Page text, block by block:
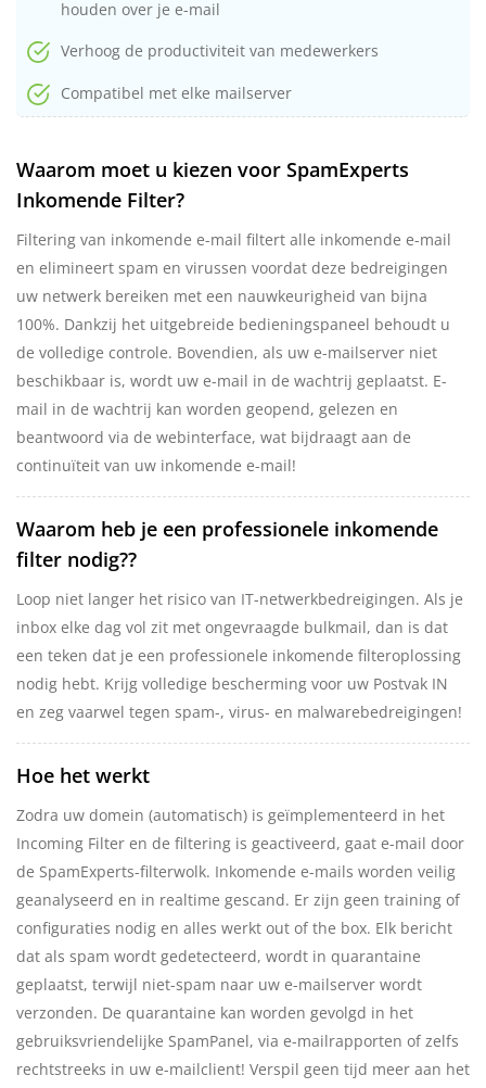
houden over je e-mail
Verhoog de productiviteit van medewerkers
Compatibel met elke mailserver
Waarom moet u kiezen voor SpamExperts
Inkomende Filter?
Filtering van inkomende e-mail filtert alle inkomende e-mail
en elimineert spam en virussen voordat deze bedreigingen
uw netwerk bereiken met een nauwkeurigheid van bijna
100%. Dankzij het uitgebreide bedieningspaneel behoudt u
de volledige controle. Bovendien, als uw e-mailserver niet
beschikbaar is, wordt uw e-mail in de wachtrij geplaatst. E-
mail in de wachtrij kan worden geopend, gelezen en
beantwoord via de webinterface, wat bijdraagt aan de
continuïteit van uw inkomende e-mail!
Waarom heb je een professionele inkomende
filter nodig??
Loop niet langer het risico van IT-netwerkbedreigingen. Als je
inbox elke dag vol zit met ongevraagde bulkmail, dan is dat
een teken dat je een professionele inkomende filteroplossing
nodig hebt. Krijg volledige bescherming voor uw Postvak IN
en zeg vaarwel tegen spam-, virus- en malwarebedreigingen!
Hoe het werkt
Zodra uw domein (automatisch) is geïmplementeerd in het
Incoming Filter en de filtering is geactiveerd, gaat e-mail door
de SpamExperts-filterwolk. Inkomende e-mails worden veilig
geanalyseerd en in realtime gescand. Er zijn geen training of
configuraties nodig en alles werkt out of the box. Elk bericht
dat als spam wordt gedetecteerd, wordt in quarantaine
geplaatst, terwijl niet-spam naar uw e-mailserver wordt
verzonden. De quarantaine kan worden gevolgd in het
gebruiksvriendelijke SpamPanel, via e-mailrapporten of zelfs
rechtstreeks in uw e-mailclient! Verspil geen tijd meer aan het